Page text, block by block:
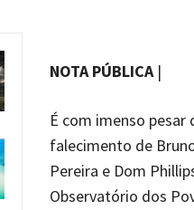
NOTA PÚBLICA|
É com imenso
falecimento de
Pereira e Dom
Observatório dos